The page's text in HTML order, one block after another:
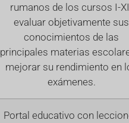
rumanos de los cursos I-
evaluar objetivamente sus
conocimientos de las
principales materias
mejorar su rendimiento en
exámenes.
Portal educativo con